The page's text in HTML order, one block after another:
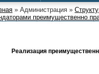
» Администрация »
преимущественно
Реализация